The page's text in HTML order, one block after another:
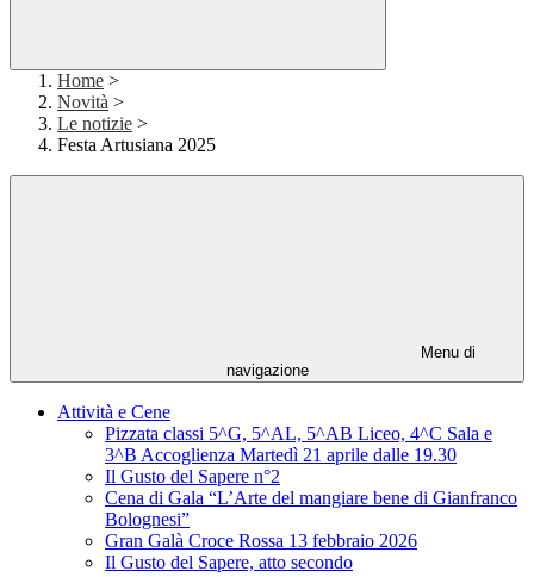
Home >
Novità >
Le notizie >
Festa Artusiana 2025
Menu di
navigazione
Attività e Cene
Pizzata classi 5^G, 5^AL, 5^AB Liceo, 4^C Sala e
3^B Accoglienza Martedì 21 aprile dalle 19.30
Il Gusto del Sapere n°2
Cena di Gala “L’Arte del mangiare bene di Gianfranco
Bolognesi”
Gran Galà Croce Rossa 13 febbraio 2026
Il Gusto del Sapere, atto secondo